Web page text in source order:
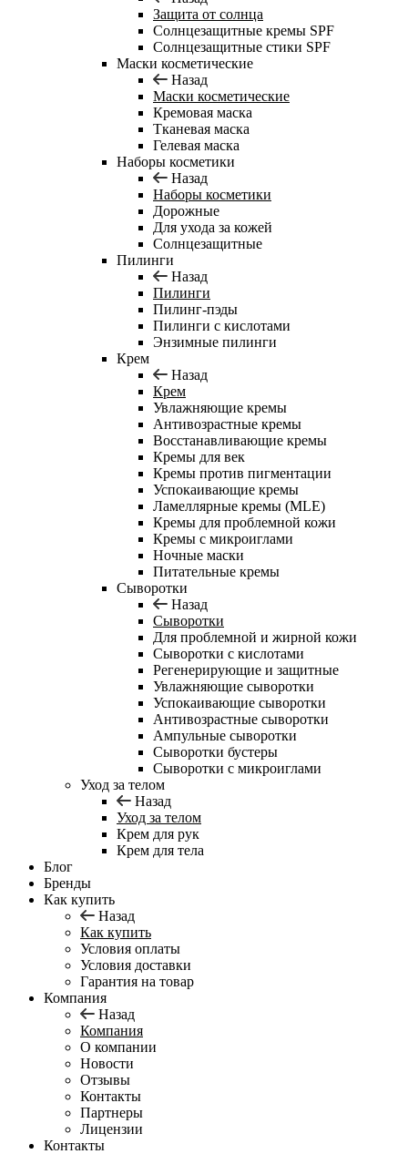
Защита от солнца
Солнцезащитные кремы SPF
Солнцезащитные стики SPF
Маски косметические
Назад
Маски косметические
Кремовая маска
Тканевая маска
Гелевая маска
Наборы косметики
Назад
Наборы косметики
Дорожные
Для ухода за кожей
Солнцезащитные
Пилинги
Назад
Пилинги
Пилинг-пэды
Пилинги с кислотами
Энзимные пилинги
Крем
Назад
Крем
Увлажняющие кремы
Антивозрастные кремы
Восстанавливающие кремы
Кремы для век
Кремы против пигментации
Успокаивающие кремы
Ламеллярные кремы (MLE)
Кремы для проблемной кожи
Кремы с микроиглами
Ночные маски
Питательные кремы
Сыворотки
Назад
Сыворотки
Для проблемной и жирной кожи
Сыворотки с кислотами
Регенерирующие и защитные
Увлажняющие сыворотки
Успокаивающие сыворотки
Антивозрастные сыворотки
Ампульные сыворотки
Сыворотки бустеры
Сыворотки с микроиглами
Уход за телом
Назад
Уход за телом
Крем для рук
Крем для тела
Блог
Бренды
Как купить
Назад
Как купить
Условия оплаты
Условия доставки
Гарантия на товар
Компания
Назад
Компания
О компании
Новости
Отзывы
Контакты
Партнеры
Лицензии
Контакты